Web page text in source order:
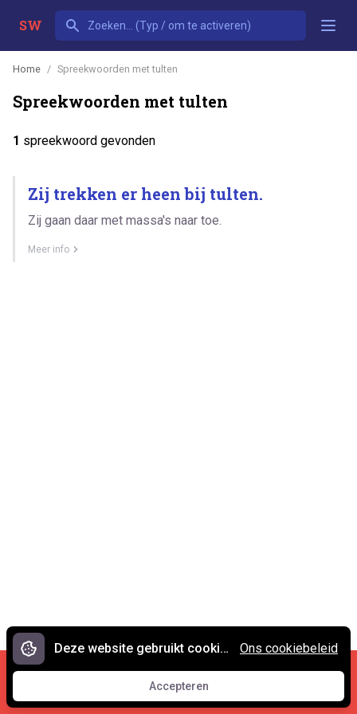
SW
Home Spreekwoorden met tulten
Spreekwoorden met tulten
1 spreekwoord gevonden
Zij trekken er heen bij tulten.
Zij gaan daar met massa's naar toe.
Meer info
Cookies en privacy •
Contact
© 2007 - 2026 Spreekwoorden.nl
Deze website gebruikt cookies.
Accepteren
Accepteren
Ons cookiebeleid